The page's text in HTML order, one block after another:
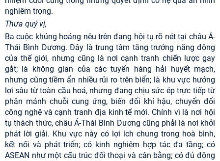
nghiêm trọng.
Thưa quý vị,
Ba cuộc khủng hoảng nêu trên đang hội tụ rõ nét tại châu Á-
Thái Bình Dương. Đây là trung tâm tăng trưởng năng động
của thế giới, nhưng cũng là nơi cạnh tranh chiến lược gay
gắt; là không gian của các tuyến hàng hải huyết mạch,
nhưng cũng tiềm ẩn nhiều rủi ro trên biển; là khu vực hưởng
lợi sâu từ toàn cầu hoá, nhưng đang chịu sức ép trực tiếp từ
phân mảnh chuỗi cung ứng, biến đổi khí hậu, chuyển đổi
công nghệ và cạnh tranh địa kinh tế mới. Chính vì là nơi hội
tụ thách thức, châu Á-Thái Bình Dương cũng phải là nơi khởi
phát lời giải. Khu vực này có lợi ích chung trong hoà bình,
kết nối và phát triển; có kinh nghiệm hợp tác đa tầng; có
ASEAN như một cấu trúc đối thoại và cân bằng; có đủ động